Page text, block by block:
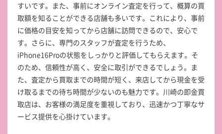
すいです。また、事前にオンライン査定を行って、概算の買
取額を知ることができる店舗も多いです。これにより、事前
に価格の目安を知ってから店舗に訪問できるので、安心で
す。さらに、専門のスタッフが査定を行うため、
iPhone16Proの状態をしっかりと評価してもらえます。そ
のため、信頼性が高く、安全に取引ができるでしょう。ま
た、査定から買取までの時間が短く、来店してから現金を受
け取るまでの待ち時間が少ないのも魅力です。川崎の即金買
取店は、お客様の満足度を重視しており、迅速かつ丁寧なサ
ービス提供を心掛けています。